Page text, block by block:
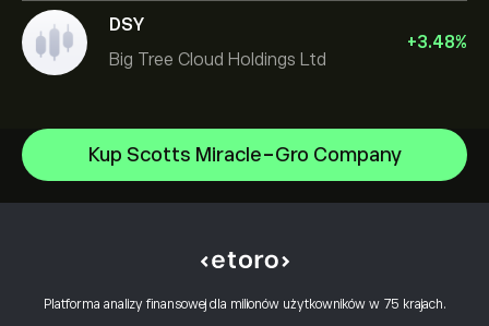
DSY
Big Tree Cloud Holdings Ltd
+3.48%
Kup Scotts Miracle-Gro Company
Platforma analizy finansowej dla milionów użytkowników w 75 krajach.
Applied Materials Inc
Rocket Lab Corp
Meta Platforms Inc
Jak zweryfikować konto
Odpowiedzialny handel
Co to jest dźwignia finansowa i depozyt
Recenzje eToro